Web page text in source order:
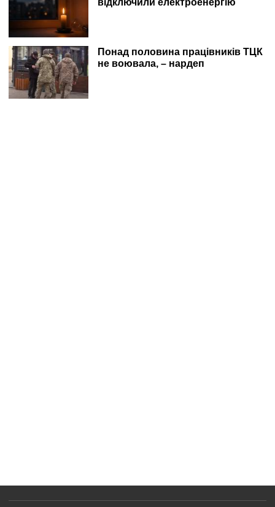
відключили електроенергію
Понад половина працівників ТЦК
не воювала, – нардеп